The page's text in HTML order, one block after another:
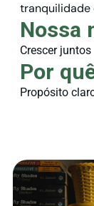
tranquilidade
Nossa
Crescer juntos
Por
Propósito